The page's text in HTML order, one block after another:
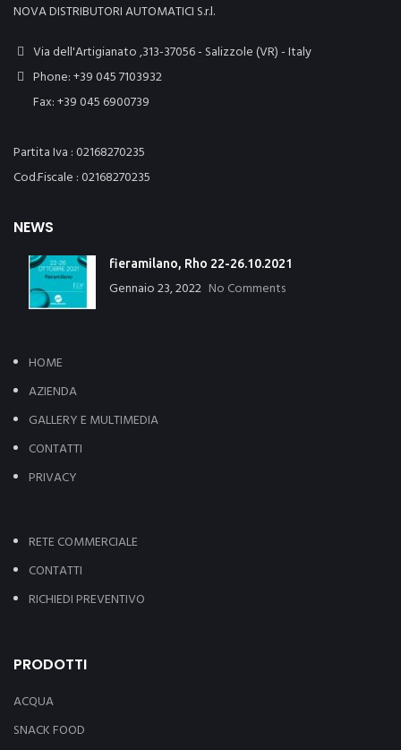
NOVA DISTRIBUTORI AUTOMATICI S.r.l.
Via dell'Artigianato ,313-37056 - Salizzole (VR) - Italy
Phone: +39 045 7103932
Fax: +39 045 6900739
Partita Iva : 02168270235
Cod.Fiscale : 02168270235
NEWS
fieramilano, Rho 22-26.10.2021
Gennaio 23, 2022 No Comments
HOME
AZIENDA
GALLERY E MULTIMEDIA
CONTATTI
PRIVACY
RETE COMMERCIALE
CONTATTI
RICHIEDI PREVENTIVO
PRODOTTI
ACQUA
SNACK FOOD